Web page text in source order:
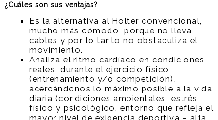
¿Cuáles son sus ventajas?
Es la alternativa al Holter convencional,
mucho más cómodo, porque no lleva
cables y por lo tanto no obstaculiza el
movimiento.
Analiza el ritmo cardíaco en condiciones
reales, durante el ejercicio físico
(entrenamiento y/o competición),
acercándonos lo máximo posible a la vida
diaria (condiciones ambientales, estrés
físico y psicológico, entorno que refleja el
mayor nivel de exigencia deportiva – alta